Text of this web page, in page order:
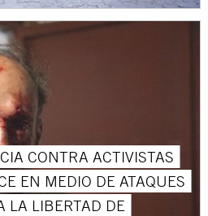
CONTRA ACTIVISTAS
EN MEDIO DE ATAQUES
LA LIBERTAD DE